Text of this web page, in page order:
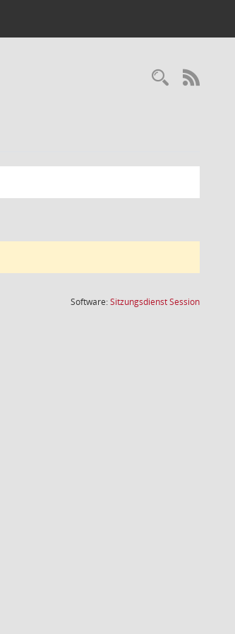
Software:SitzungsdienstSession(Wird in